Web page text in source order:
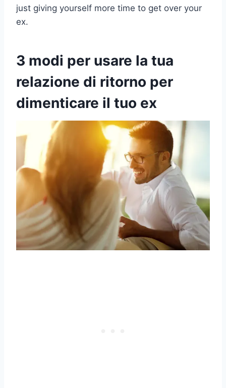
just giving yourself more time to get over your
ex.
3 modi per usare la tua
relazione di ritorno per
dimenticare il tuo ex